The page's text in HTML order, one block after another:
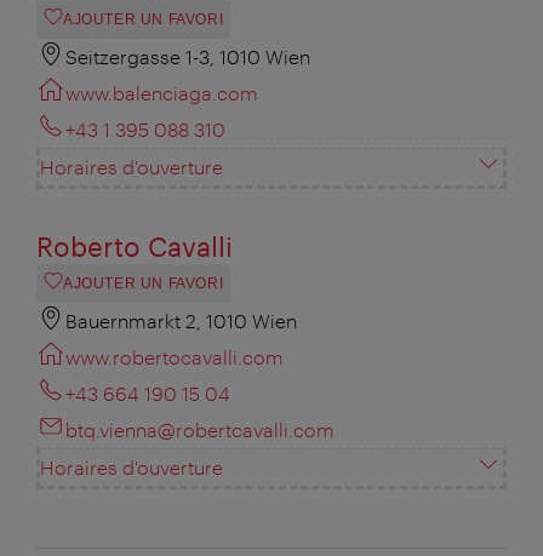
AJOUTER UN FAVORI
Seitzergasse 1-3, 1010 Wien
www.balenciaga.com
+43 1 395 088 310
Horaires d'ouverture
Roberto Cavalli
AJOUTER UN FAVORI
Bauernmarkt 2, 1010 Wien
www.robertocavalli.com
+43 664 190 15 04
btq.vienna@robertcavalli.com
Horaires d'ouverture